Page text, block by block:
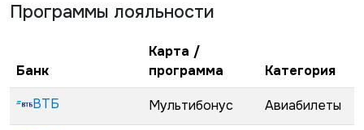
Программы лояльности
Банк
Карта /
программа
Категория
ВТБ
Мультибонус Авиабилеты